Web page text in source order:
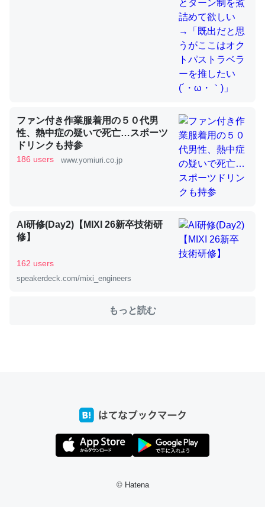
これを元に考えるとカルシウムを大量に使う脊椎動物と貝
類は苦労してるんだな…。腹足類だと殻を無くしてナメク
─ニュース :: 【研究発表】昆虫学の大問題＝「昆虫はなぜ海にいな
ウチもEchoを実家に置いて４年。でたまに覗いてる。ぼ
ちぼちRingも置こうかと画策中。あと、Googleマップで
位置情報を共有してる。電池残量や充電中かが分かるので
─たまにLINEするくらいだった遠方の父67歳と僕。ITツール導入で
ちょうど同じ理由でEcho Show 8を設定中でした。Prime
り時間を日数にすると1週間とかの人が多いそうだけど、
たいなのでネット環境作ったけどAlexaしか使わないので
回線代ほとんどかからないですよ。参考：
ファン付き作業服着用の５０代男
性、熱中症の疑いで死亡…スポーツ
ドリンクも持参
186 users www.yomiuri.co.jp
AI研修(Day2)【MIXI 26新卒技術研
修】
162 users
speakerdeck.com/mixi_engineers
もっと読む
© Hatena